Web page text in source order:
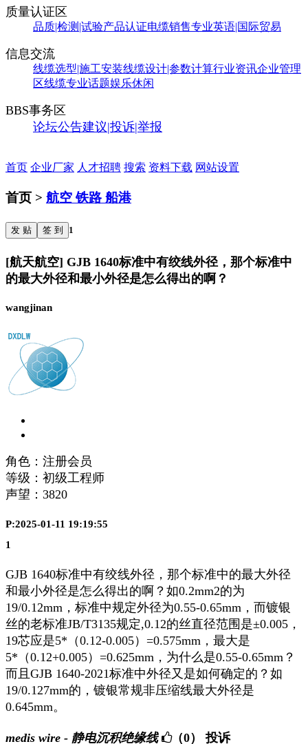
质量认证区
品质|检测|试验产品认证电缆销售专业英语|国际贸易
信息交流
线缆选型|施工安装线缆设计|参数计算行业资讯企业管理
区线缆专业话题娱乐休闲
BBS事务区
论坛公告建议|投诉|举报
首页 企业厂家 人才招聘 搜索 资料下载 网站设置
首页 > 航空 铁路 船港
发 贴 签 到 1
[航天航空] GJB 1640标准中有绞线外径，那个标准中
的最大外径和最小外径是怎么得出的啊？
wangjinan
角色：注册会员
等级：初级工程师
声望： 3820
P:2025-01-11 19:19:55
1
GJB 1640标准中有绞线外径，那个标准中的最大外径
和最小外径是怎么得出的啊？如0.2mm2的为
19/0.12mm，标准中规定外径为0.55-0.65mm，而镀银
丝的老标准JB/T3135规定,0.12的丝直径范围是±0.005，
19芯应是5*（0.12-0.005）=0.575mm，最大是
5*（0.12+0.005）=0.625mm，为什么是0.55-0.65mm？
而且GJB 1640-2021标准中外径又是如何确定的？如
19/0.127mm的，镀银常规非压缩线最大外径是
0.645mm。
medis wire - 静电沉积绝缘线 （0） 投诉